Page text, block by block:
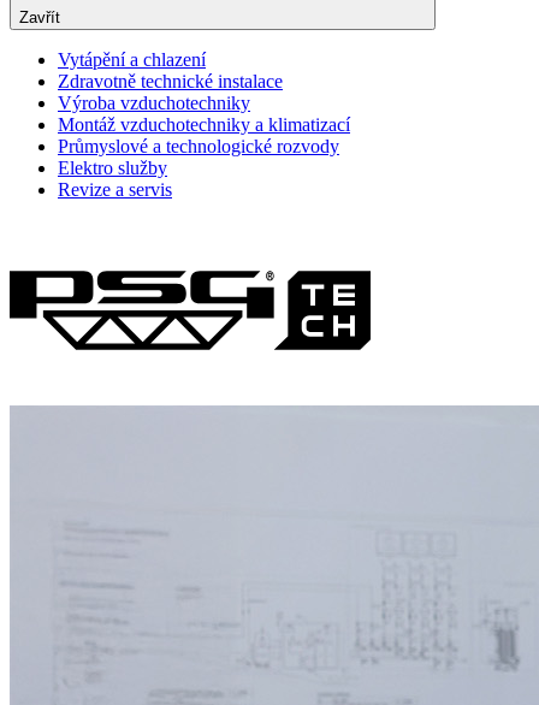
Zavřít
Vytápění a chlazení
Zdravotně technické instalace
Výroba vzduchotechniky
Montáž vzduchotechniky a klimatizací
Průmyslové a technologické rozvody
Elektro služby
Revize a servis